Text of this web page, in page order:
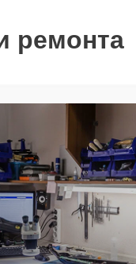
ремонта